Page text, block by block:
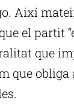
Així
el partit
que
que obliga